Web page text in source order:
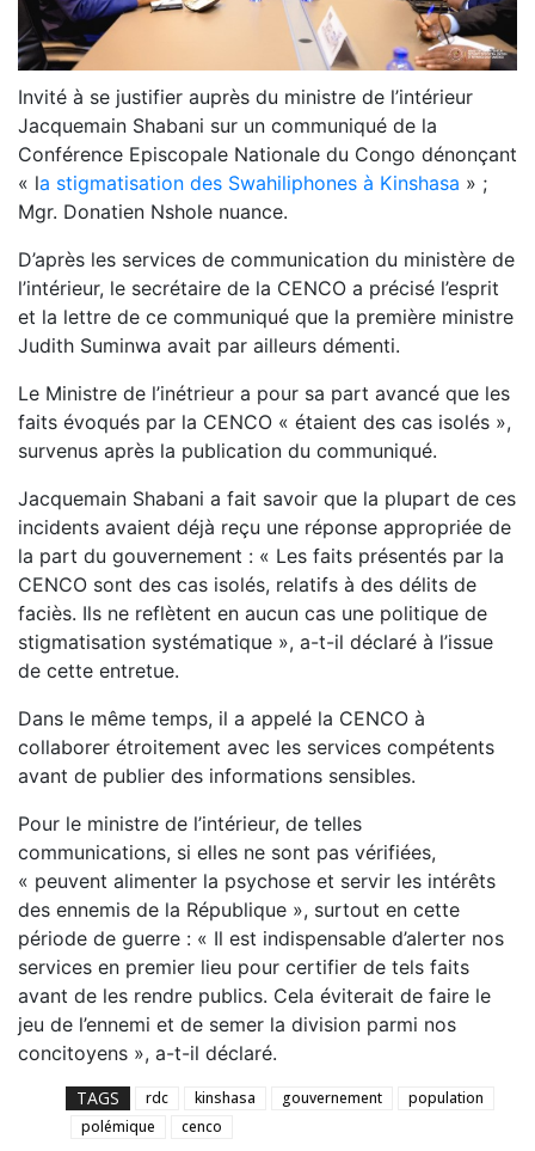
Invité à se justifier auprès du ministre de l’intérieur
Jacquemain Shabani sur un communiqué de la
Conférence Episcopale Nationale du Congo dénonçant
« la stigmatisation des Swahiliphones à Kinshasa » ;
Mgr. Donatien Nshole nuance.
D’après les services de communication du ministère de
l’intérieur, le secrétaire de la CENCO a précisé l’esprit
et la lettre de ce communiqué que la première ministre
Judith Suminwa avait par ailleurs démenti.
Le Ministre de l’inétrieur a pour sa part avancé que les
faits évoqués par la CENCO « étaient des cas isolés »,
survenus après la publication du communiqué.
Jacquemain Shabani a fait savoir que la plupart de ces
incidents avaient déjà reçu une réponse appropriée de
la part du gouvernement : « Les faits présentés par la
CENCO sont des cas isolés, relatifs à des délits de
faciès. Ils ne reflètent en aucun cas une politique de
stigmatisation systématique », a-t-il déclaré à l’issue
de cette entretue.
Dans le même temps, il a appelé la CENCO à
collaborer étroitement avec les services compétents
avant de publier des informations sensibles.
Pour le ministre de l’intérieur, de telles
communications, si elles ne sont pas vérifiées,
« peuvent alimenter la psychose et servir les intérêts
des ennemis de la République », surtout en cette
période de guerre : « Il est indispensable d’alerter nos
services en premier lieu pour certifier de tels faits
avant de les rendre publics. Cela éviterait de faire le
jeu de l’ennemi et de semer la division parmi nos
concitoyens », a-t-il déclaré.
TAGS rdc kinshasa gouvernement
population
polémique
cenco